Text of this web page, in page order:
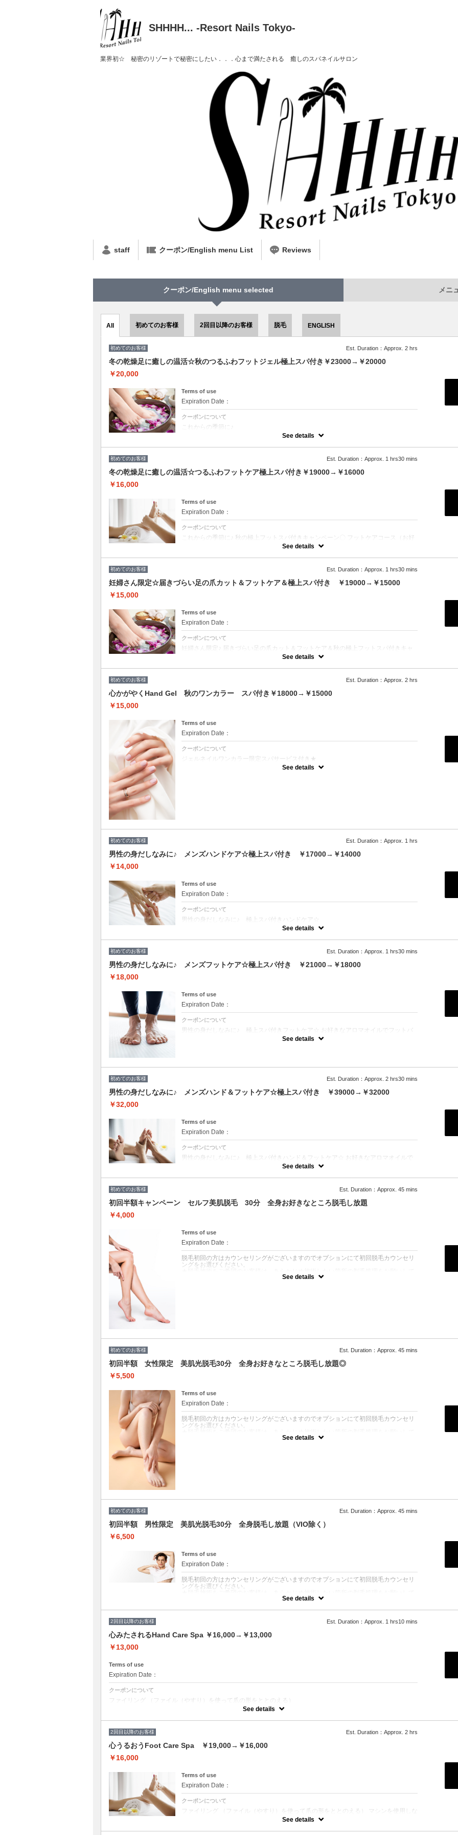
SHHHH... -Resort Nails Tokyo-
業界初☆ 秘密のリゾートで秘密にしたい．．．心まで満たされる 癒しのスパネイルサロン
staff クーポン/English menu List Reviews
クーポン/English menu selected メニ
All 初めてのお客様 2回目以降のお客様 脱毛 ENGLISH
初めてのお客様 Est. Duration：Approx. 2 hrs
冬の乾燥足に癒しの温活☆秋のつるふわフットジェル極上スパ付き￥23000→￥20000
￥20,000
Terms of use
Expiration Date：
クーポンについて
これからの季節に♪
秋の極上フットスパ付きキャンペーン〇
フットジェルネイルコース（お好きなアロマオイルで行うフットバス＆もこもこの泡
LCNスパ【浸透促進、血流促進、高保湿、くすみ改善、透明感UP】
・LCNスクラブ（ソルトピーリングorシュガースクラブからお選びいただき、古い角
・LCNネイルバター（キューティクル、健康な爪が生えてくるための爪の根本の保
・LCNクリームスペシャルマッサージ（ムルムルバター配合の高保湿クリームで行う
膝下～爪先までのマッサージ１５分）
See details
初めてのお客様 Est. Duration：Approx. 1 hrs30 mins
冬の乾燥足に癒しの温活☆つるふわフットケア極上スパ付き￥19000→￥16000
￥16,000
Terms of use
Expiration Date：
クーポンについて
これからの季節に♪ 秋の極上フットスパ付きキャンペーン〇 フットケアコース（お好
きなアロマオイルで行うフットバス＆もこもこの泡で洗うフットシャンプー付き） +
（ソルトピーリングorシュガースクラブからお選びいただき、古い角質を除去） ・
LCNネイルバター（キューティクル、健康な爪が生えてくるための爪の根本の保湿）
・LCNクリームスペシャルマッサージ（ムルムルバター配合の高保湿クリームで行う
膝下～爪先までのマッサージ１５分）
See details
初めてのお客様 Est. Duration：Approx. 1 hrs30 mins
妊婦さん限定☆届きづらい足の爪カット＆フットケア＆極上スパ付き ￥19000→￥15000
￥15,000
Terms of use
Expiration Date：
クーポンについて
妊婦さん限定♪ 届きづらい足の爪カット＆フットケア＆秋の極上フットスパ付きキャ
ンペーン〇 フットケアコース（お好きなアロマオイルで行うフットバス＆もこもこの
湿、くすみ改善、透明感UP】 ・LCNスクラブ（ソルトピーリングorシュガースクラ
させ保湿） ・LCNSpaオイル（血行促進） ・LCNネイルバター（キューティクル、健
康な爪が生えてくるための爪の根本の保湿） ・LCNクリームスペシャルマッサージ
（ムルムルバター配合の高保湿クリームで行う膝下～爪先までのマッサージ１５分）
See details
初めてのお客様 Est. Duration：Approx. 2 hrs
心かがやくHand Gel 秋のワンカラー スパ付き￥18000→￥15000
￥15,000
Terms of use
Expiration Date：
クーポンについて
ジェルネイルワンカラー限定スパサービス付き★
マシンを使用しない丁寧な甘皮のお手入れ、ファイリング、ジェル、スペシャルス
See details
初めてのお客様 Est. Duration：Approx. 1 hrs
男性の身だしなみに♪ メンズハンドケア☆極上スパ付き ￥17000→￥14000
￥14,000
Terms of use
Expiration Date：
クーポンについて
男性の身だしなみに♪ 極上スパ付きハンドケア☆
ファイリング（やすりを使って爪の形を整える）・丁寧な甘皮のお手入れ・ささくれ
ージ、ドリンク一杯付き（アルコールのご提供も〇） + LCNスパ【浸透促進、血流
ガースクラブからお選びいただき、古い角質を除去） ・LCNマスク（専用の刷毛で塗
布し、浸透させ保湿） ・LCNSpaオイル（血行促進） ・LCNネイルバター（キューテ
ィクル、健康な爪が生えてくるための爪の根本の保湿） ・LCNクリームスペシャルマ
See details
初めてのお客様 Est. Duration：Approx. 1 hrs30 mins
男性の身だしなみに♪ メンズフットケア☆極上スパ付き ￥21000→￥18000
￥18,000
Terms of use
Expiration Date：
クーポンについて
男性の身だしなみに♪ 極上スパ付きフットケア☆ お好きなアロマオイルでフットバ
ス・もこもこの泡でフットシャンプー・ファイリング（やすりを使って爪の形を整え
行促進） ・LCNネイルバター（キューティクル、健康な爪が生えてくるための爪の根
本の保湿） ・LCNクリームスペシャルマッサージ（ムルムルバター配合の高保湿クリ
ームで行う膝下～爪先までのマッサージ１５分）
See details
初めてのお客様 Est. Duration：Approx. 2 hrs30 mins
男性の身だしなみに♪ メンズハンド＆フットケア☆極上スパ付き ￥39000→￥32000
￥32,000
Terms of use
Expiration Date：
クーポンについて
男性の身だしなみに♪ 極上スパ付きハンド＆フットケア☆ お好きなアロマオイルで
フットバス・もこもこの泡でフットシャンプー・ファイリング（やすりを使って爪の
凸を整える）・艶出し磨きor艶なし磨き・マッサージ、ドリンク一杯付き（アルコー
UP】 ・LCNスクラブ（ソルトピーリングorシュガースクラブからお選びいただき、
古い角質を除去） ・LCNマスク（専用の刷毛で塗布し、浸透させ保湿） ・LCNSpaオ
イル（血行促進） ・LCNネイルバター（キューティクル、健康な爪が生えてくるため
See details
初めてのお客様 Est. Duration：Approx. 45 mins
初回半額キャンペーン セルフ美肌脱毛 30分 全身お好きなところ脱毛し放題
￥4,000
Terms of use
Expiration Date：
脱毛初回の方はカウンセリングがございますのでオプションにて初回脱毛カウンセリ
ングをお選びください。
初回半額￥8000→￥4000 最新美肌光脱毛30分セルフで全身お好きなところ脱毛し放
See details
初めてのお客様 Est. Duration：Approx. 45 mins
初回半額 女性限定 美肌光脱毛30分 全身お好きなところ脱毛し放題◎
￥5,500
Terms of use
Expiration Date：
脱毛初回の方はカウンセリングがございますのでオプションにて初回脱毛カウンセリ
ングをお選びください。
￥11000→￥5500 安心都度払い〇スタッフ施術による最新美肌光脱毛30分全身お好
See details
初めてのお客様 Est. Duration：Approx. 45 mins
初回半額 男性限定 美肌光脱毛30分 全身脱毛し放題（VIO除く）
￥6,500
Terms of use
Expiration Date：
脱毛初回の方はカウンセリングがございますのでオプションにて初回脱毛カウンセリ
ングをお選びください。
V・Iラインのシェービングはお断りしております。そのままご来店された場合は施術
できませんのでご注意ください。またキャンセル料100％発生いたします。
★セルフ脱毛で未処理の場合は各シェービング機器にてご自身でのシェービングをお
願いいたします。
See details
2回目以降のお客様 Est. Duration：Approx. 1 hrs10 mins
心みたされるHand Care Spa ￥16,000→￥13,000
￥13,000
Terms of use
Expiration Date：
クーポンについて
ファイリング （ファイル（やすり）を使って爪の形をととのえる）
マシンを使用しないウェットな状態の本格的で丁寧な甘皮のお手入れ
・つや出し艶仕上げ
・クリアマニキュア仕上げ
・カラーマニキュア仕上げ（+1,000）からお選びいただけます
スペシャルスパ、マッサージ、ドリンク一杯付き（アルコールのご提供も〇） LCNスパ【浸透促進、血流促進、
高保湿、くすみ改善、透明感UP】 ・LCNスクラブ（ソルトピーリングorシュガースクラブからお選びいただ
き、古い角質を除去） ・LCNマスク（専用の刷毛で塗布し、浸透させ保湿） ・LCNSpaオイル（血行促進） ・
ルマッサージ（ムルムルバター配合の高保湿クリームで行う肘下～爪先までのマッサージ１５分）
See details
2回目以降のお客様 Est. Duration：Approx. 2 hrs
心うるおうFoot Care Spa ￥19,000→￥16,000
￥16,000
Terms of use
Expiration Date：
クーポンについて
ファイリング （ファイル（やすり）を使って爪の形をととのえる） マシンを使用しな
いウェットな状態の本格的で丁寧な甘皮のお手入れ バッフィング （爪の表面を磨きつ
やを出す） ・つや出し艶仕上げ ・つやなし自然なマット仕上げ ・クリアマニキュア
仕上げ ・カラーマニキュア仕上げ（+1,000）からお選びいただけます スペシャル
See details